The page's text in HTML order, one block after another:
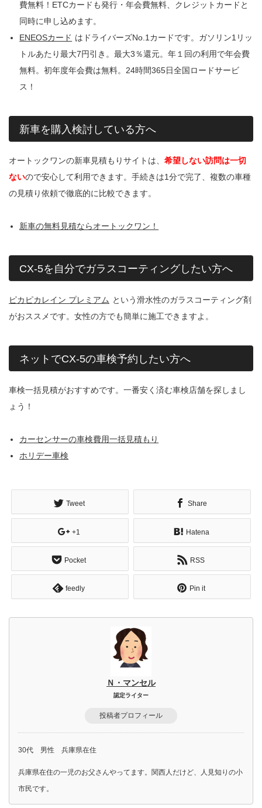
費無料！ETCカードも発行・年会費無料、クレジットカードと
同時に申し込めます。
ENEOSカード はドライバーズNo.1カードです。ガソリン1リッ
トルあたり最大7円引き。最大3％還元。年１回の利用で年会費
無料。初年度年会費は無料。24時間365日全国ロードサービ
ス！
新車を購入検討している方へ
オートックワンの新車見積もりサイトは、 希望しない訪問は一切
ないので安心して利用できます。手続きは1分で完了、複数の車種
の見積り依頼で徹底的に比較できます。
新車の無料見積ならオートックワン！
CX-5を自分でガラスコーティングしたい方へ
ピカピカレイン プレミアム という滑水性のガラスコーティング剤
がおススメです。女性の方でも簡単に施工できますよ。
ネットでCX-5の車検予約したい方へ
車検一括見積がおすすめです。一番安く済む車検店舗を探しまし
ょう！
カーセンサーの車検費用一括見積もり
ホリデー車検
Tweet Share
+1 Hatena
Pocket RSS
feedly Pin it
Ｎ・マンセル
認定ライター
投稿者プロフィール
30代 男性 兵庫県在住
兵庫県在住の一児のお父さんやってます。関西人だけど、人見知りの小
市民です。